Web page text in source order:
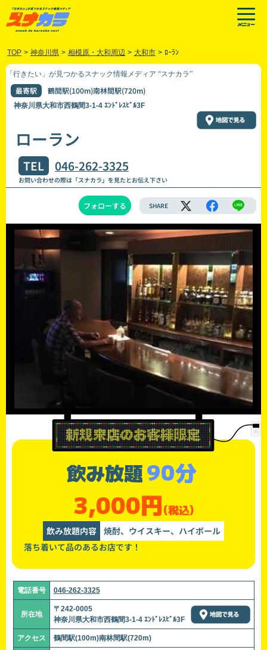
TOP > 神奈川県 > 相模原・大和周辺 > 大和市 > ﾛｰﾗﾝ
「行きたい」が見つかるスナック情報メディア “スナカラ”
最寄駅 鶴間駅(100m)南林間駅(720m)
神奈川県大和市西鶴間3-1-4 ｴﾝﾄﾞﾚｽﾋﾞﾙ3F
ローラン
TEL 046-262-3325
お問い合わせの際は「スナカラ」を見たとお伝え下さい
フォローする SHARE
飲み放題90分
3,000円(税込)
飲み放題内容 焼酎、ウイスキー、ハイボール
落ち着いて品のあるお店です！
電話番号 046-262-3325
所在地
〒242-0005
神奈川県大和市西鶴間3-1-4 ｴﾝﾄﾞﾚｽﾋﾞﾙ3F
アクセス 鶴間駅(100m)南林間駅(720m)